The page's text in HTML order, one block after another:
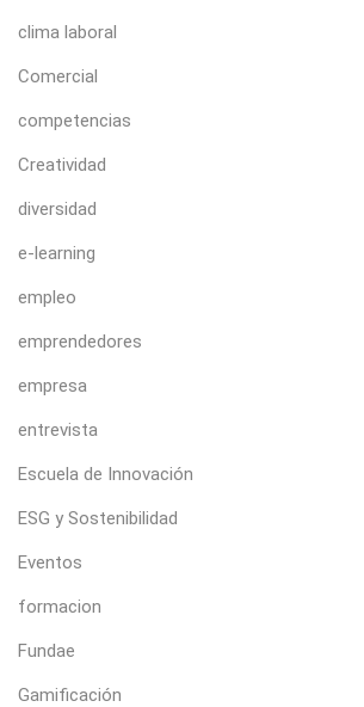
clima laboral
Comercial
competencias
Creatividad
diversidad
e-learning
empleo
emprendedores
empresa
entrevista
Escuela de Innovación
ESG y Sostenibilidad
Eventos
formacion
Fundae
Gamificación